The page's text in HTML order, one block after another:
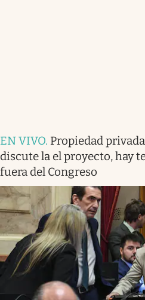
EN VIVO. Propiedad
discute la el proyecto, hay
fuera del Congreso